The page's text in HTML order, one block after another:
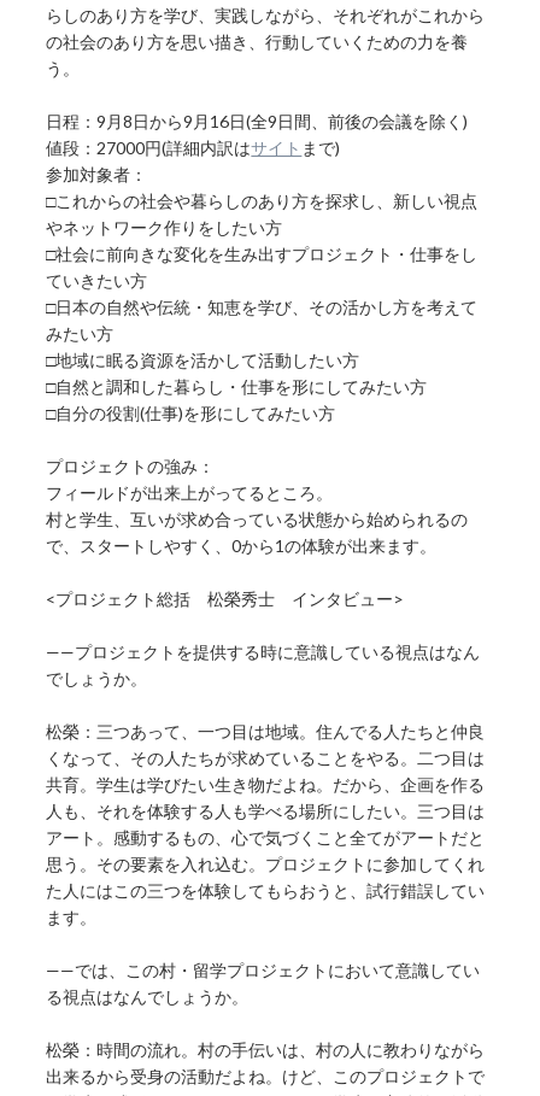
らしのあり方を学び、実践しながら、それぞれがこれから
の社会のあり方を思い描き、行動していくための力を養
う。
日程：9月8日から9月16日(全9日間、前後の会議を除く)
値段：27000円(詳細内訳はサイト まで)
参加対象者：
□これからの社会や暮らしのあり方を探求し、新しい視点
やネットワーク作りをしたい方
□社会に前向きな変化を生み出すプロジェクト・仕事をし
ていきたい方
□日本の自然や伝統・知恵を学び、その活かし方を考えて
みたい方
□地域に眠る資源を活かして活動したい方
□自然と調和した暮らし・仕事を形にしてみたい方
□自分の役割(仕事)を形にしてみたい方
プロジェクトの強み：
フィールドが出来上がってるところ。
村と学生、互いが求め合っている状態から始められるの
で、スタートしやすく、0から1の体験が出来ます。
<プロジェクト総括 松榮秀士 インタビュー>
——プロジェクトを提供する時に意識している視点はなん
でしょうか。
松榮：三つあって、一つ目は地域。住んでる人たちと仲良
くなって、その人たちが求めていることをやる。二つ目は
共育。学生は学びたい生き物だよね。だから、企画を作る
人も、それを体験する人も学べる場所にしたい。三つ目は
アート。感動するもの、心で気づくこと全てがアートだと
思う。その要素を入れ込む。プロジェクトに参加してくれ
た人にはこの三つを体験してもらおうと、試行錯誤してい
ます。
——では、この村・留学プロジェクトにおいて意識してい
る視点はなんでしょうか。
松榮：時間の流れ。村の手伝いは、村の人に教わりながら
出来るから受身の活動だよね。けど、このプロジェクトで